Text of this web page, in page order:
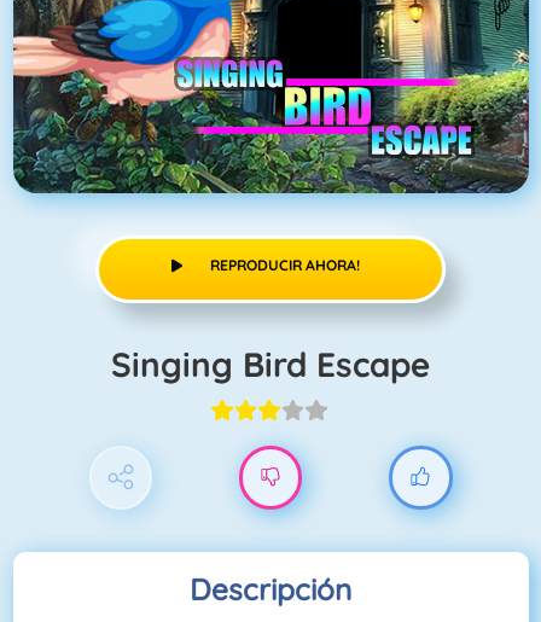
REPRODUCIR AHORA!
Singing Bird Escape
Descripción